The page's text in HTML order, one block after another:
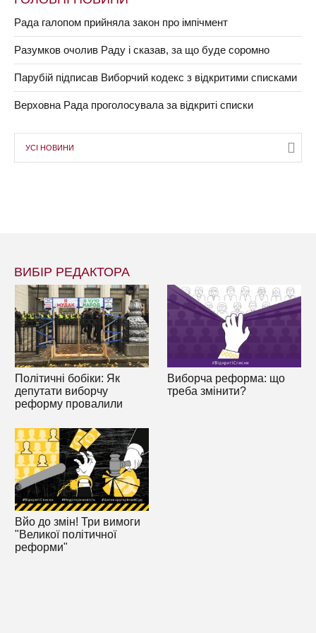
Рада галопом прийняла закон про імпічмент
Разумков очолив Раду і сказав, за що буде соромно
Парубій підписав Виборчий кодекс з відкритими списками
Верховна Рада проголосувала за відкриті списки
УСІ НОВИНИ
ВИБІР РЕДАКТОРА
Політичні бобіки: Як
депутати виборчу
реформу провалили
Виборча реформа: що
треба змінити?
Вйо до змін! Три вимоги
"Великої політичної
реформи"